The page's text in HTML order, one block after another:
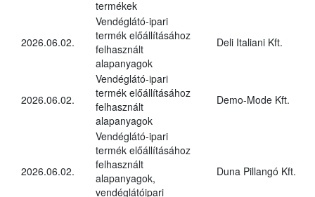
termékek
2026.06.02.
Vendéglátó-ipari
termék előállításához
felhasznált
alapanyagok
Deli Italiani Kft.
2026.06.02.
Vendéglátó-ipari
termék előállításához
felhasznált
alapanyagok
Demo-Mode Kft.
2026.06.02.
Vendéglátó-ipari
termék előállításához
felhasznált
alapanyagok,
vendéglátóipari
Duna Pillangó Kft.